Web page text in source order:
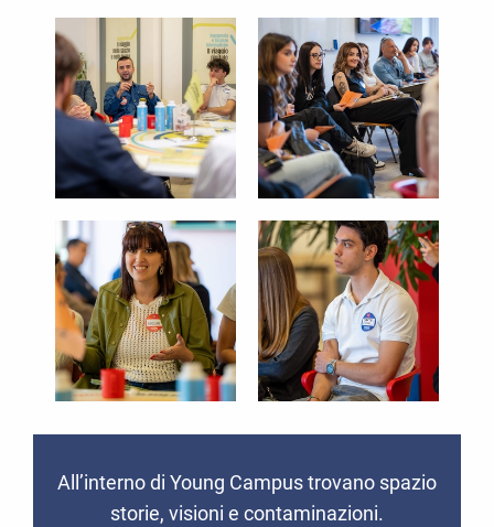
All’interno di Young Campus trovano spazio
storie, visioni e contaminazioni.